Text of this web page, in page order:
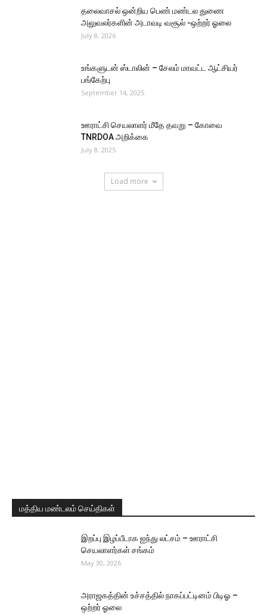
தலைவாசல் ஒன்றிய பெண் மண்டல துணை
அலுவலர்களின் அடாவடி வசூல் -ஒற்றர் ஓலை
July 8, 2026
உங்களுடன் ஸ்டாலின் – சேலம் மாவட்ட ஆட்சியர்
பங்கேற்பு
September 14, 2025
ஊராட்சி செயலாளர் மீதே தவறு – கோவை
TNRDOA அறிக்கை
July 8, 2025
Load more
மத்திய மண்டலம் செய்திகள்
இறப்பு இழப்பீடாக ஐந்து லட்சம் – ஊராட்சி
செயலாளர்கள் சங்கம்
May 30, 2026
அராஜகத்தின் உச்சத்தில் நாகப்பட்டினம் பிடிஓ –
ஒற்றர் ஓலை